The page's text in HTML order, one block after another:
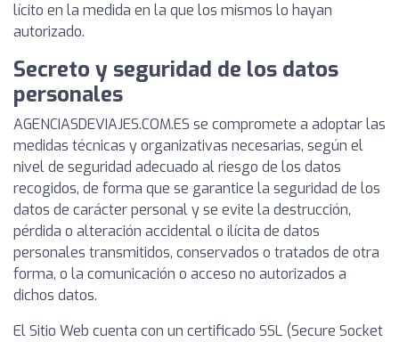
lícito en la medida en la que los mismos lo hayan
autorizado.
Secreto y seguridad de los datos
personales
AGENCIASDEVIAJES.COM.ES se compromete a adoptar las
medidas técnicas y organizativas necesarias, según el
nivel de seguridad adecuado al riesgo de los datos
recogidos, de forma que se garantice la seguridad de los
datos de carácter personal y se evite la destrucción,
pérdida o alteración accidental o ilícita de datos
personales transmitidos, conservados o tratados de otra
forma, o la comunicación o acceso no autorizados a
dichos datos.
El Sitio Web cuenta con un certificado SSL (Secure Socket